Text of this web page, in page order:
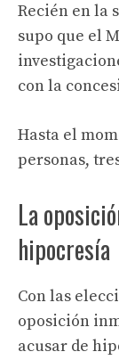
Recién en la
supo que el
con la
Hasta el
personas,
La
hipocresía
Con las
oposición
acusar de